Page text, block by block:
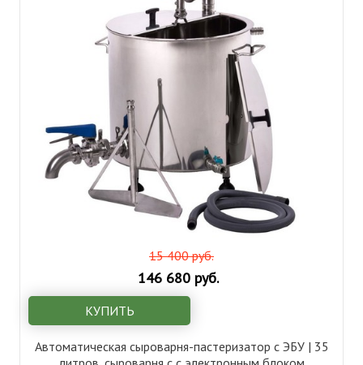
146 680 руб.
15 400 руб.
КУПИТЬ
Автоматическая сыроварня-пастеризатор с ЭБУ | 35